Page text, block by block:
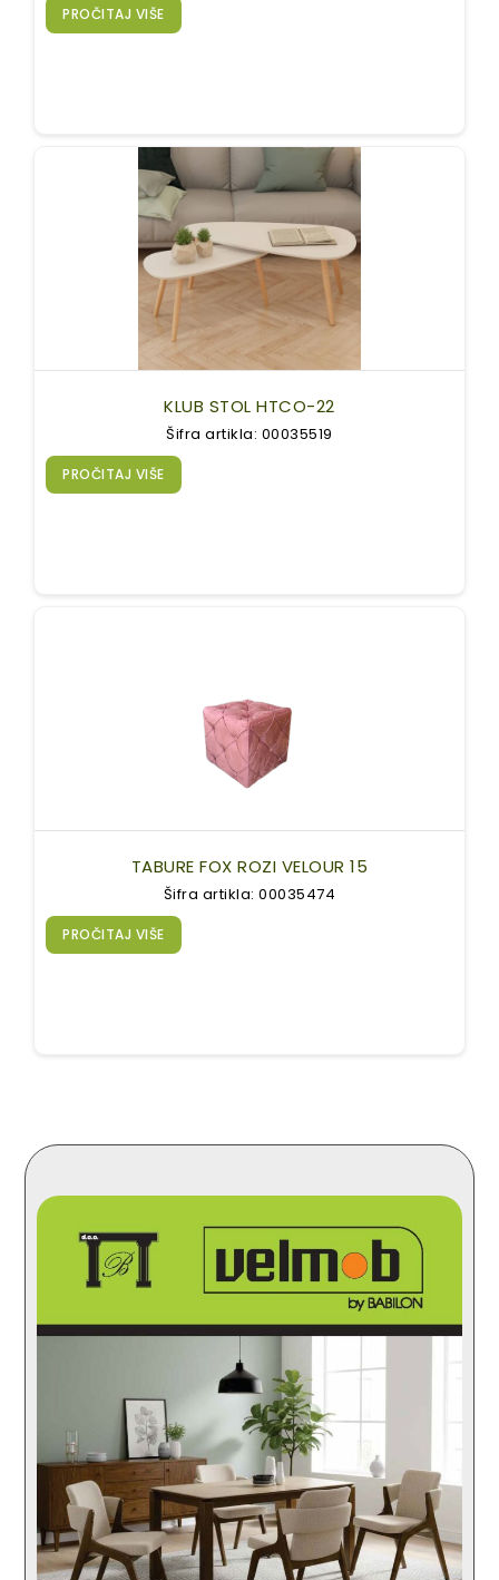
PROČITAJ VIŠE
KLUB STOL HTCO-22
Šifra artikla: 00035519
PROČITAJ VIŠE
TABURE FOX ROZI VELOUR 15
Šifra artikla: 00035474
PROČITAJ VIŠE